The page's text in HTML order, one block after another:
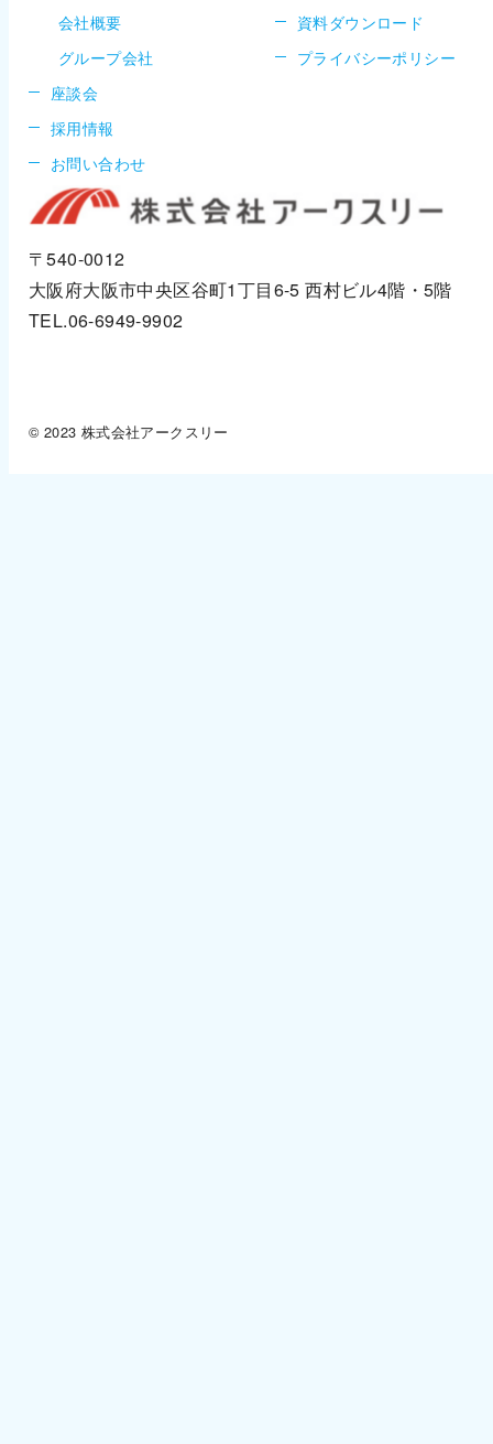
会社概要
グループ会社
座談会
採用情報
お問い合わせ
資料ダウンロード
プライバシーポリシー
〒540-0012
大阪府大阪市中央区谷町1丁目6-5西村ビル4階・5階
TEL.06-6949-9902
© 2023 株式会社アークスリー